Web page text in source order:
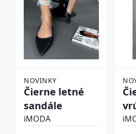
NOVINKY
Čierne letné
sandále
iMODA